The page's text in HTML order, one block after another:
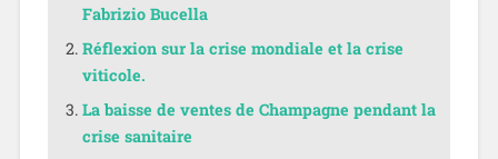
Fabrizio Bucella
Réflexion sur la crise mondiale et la crise
viticole.
La baisse de ventes de Champagne pendant la
crise sanitaire